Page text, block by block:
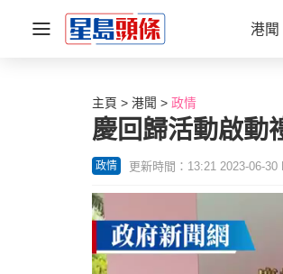
港聞
主頁 港聞 政情
慶回歸活動啟動
政情 更新時間：13:21 2023-06-30